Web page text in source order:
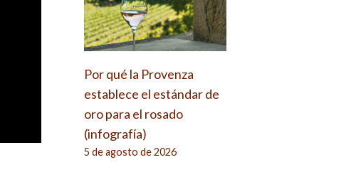
Por qué la Provenza
establece el estándar de
oro para el rosado
(infografía)
5 de agosto de 2026